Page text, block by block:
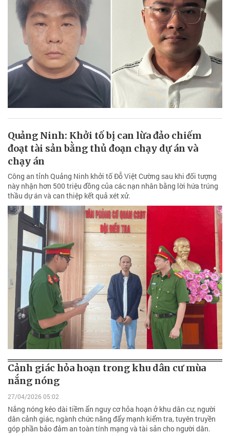
Quảng Ninh: Khởi tố bị can lừa đảo chiếm
đoạt tài sản bằng thủ đoạn chạy dự án và
chạy án
Công an tỉnh Quảng Ninh khởi tố Đỗ Việt Cường sau khi đối tượng
này nhận hơn 500 triệu đồng của các nạn nhân bằng lời hứa trúng
thầu dự án và can thiệp kết quả xét xử.
Cảnh giác hỏa hoạn trong khu dân cư mùa
nắng nóng
27/04/2026 05:02
Nắng nóng kéo dài tiềm ẩn nguy cơ hỏa hoạn ở khu dân cư, người
dân cảnh giác, ngành chức năng đẩy mạnh kiểm tra, tuyên truyền
góp phần bảo đảm an toàn tính mạng và tài sản cho người dân.